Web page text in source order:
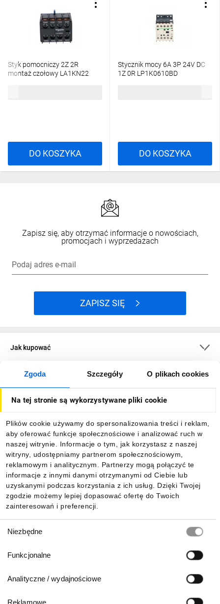
Zgoda Szczegóły O plikach cookies
Na tej stronie są wykorzystywane pliki cookie
Plików cookie używamy do spersonalizowania treści i reklam,
aby oferować funkcje społecznościowe i analizować ruch w
naszej witrynie. Informacje o tym, jak korzystasz z naszej
witryny, udostępniamy partnerom społecznościowym,
reklamowym i analitycznym. Partnerzy mogą połączyć te
informacje z innymi danymi otrzymanymi od Ciebie lub
uzyskanymi podczas korzystania z ich usług. Dzięki Twojej
zgodzie możemy lepiej dopasować ofertę do Twoich
zainteresowań i preferencji.
zgody
Niezbędne
Funkcjonalne
Analityczne / wydajnościowe
Reklamowe
Styk pomocniczy 2Z 2R
montaż czołowy LA1KN22
DO KOSZYKA
Stycznik mocy 6A 3P 24V DC
1Z 0R LP1K0610BD
DO KOSZYKA
Zapisz się, aby otrzymać informacje o nowościach,
promocjach i wyprzedażach
Podaj adres e-mail
ZAPISZ SIĘ
Jak kupować
O firmie
Informacje
Pobierz naszą aplikację mobilną: